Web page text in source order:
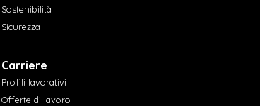
Sostenibilità
Sicurezza
Carriere
Profili lavorativi
Offerte di lavoro